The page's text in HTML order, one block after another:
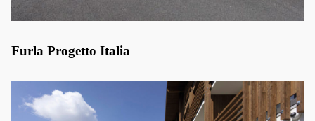
Furla Progetto Italia